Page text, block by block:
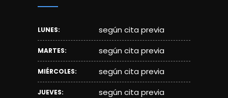
LUNES: según cita previa
MARTES: según cita previa
MIÉRCOLES: según cita previa
JUEVES: según cita previa